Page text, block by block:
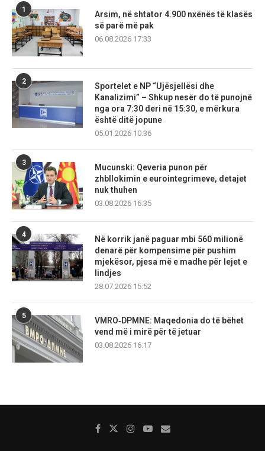
1
Arsim, në shtator 4.900 nxënës të klasës
së parë më pak
06.08.2026 17:33
2
Sportelet e NP “Ujësjellësi dhe
Kanalizimi” – Shkup nesër do të punojnë
nga ora 7:30 deri në 15:30, e mërkura
është ditë jopune
05.01.2026 10:36
3
Mucunski: Qeveria punon për
zhbllokimin e eurointegrimeve, detajet
nuk thuhen
03.08.2026 16:35
4
Në korrik janë paguar mbi 560 milionë
denarë për kompensime për pushim
mjekësor, pjesa më e madhe për lejet e
lindjes
28.07.2026 15:52
5
VMRO‑DPMNE: Maqedonia do të bëhet
vend më i mirë për të jetuar
03.08.2026 16:17